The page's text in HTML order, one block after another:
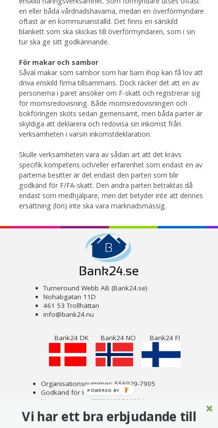
en eller båda vårdnadshavarna, medan en överförmyndare
oftast är en kommunanställd. Det finns en särskild
blankett som ska skickas till överförmyndaren, som i sin
tur ska ge sitt godkännande.
För makar och sambor
Såväl makar som sambor som har barn ihop kan få lov att
driva enskild firma tillsammans. Dock räcker det att en av
personerna i paret ansöker om F-skatt och registrerar sig
för momsredovisning. Både momsredovisningen och
bokföringen sköts sedan gemensamt, men båda parter är
skyldiga att deklarera och redovisa sin inkomst från
verksamheten i varsin inkomstdeklaration.
Skulle verksamheten vara av sådan art att det krävs
specifik kompetens och/eller erfarenhet som endast en av
parterna besitter är det endast den parten som blir
godkänd för F/FA-skatt. Den andra parten betraktas då
endast som medhjälpare, men det betyder inte att dennes
ersättning (lön) inte ska vara marknadsmässig.
Turneround Webb AB (Bank24.se)
Nohabgatan 11D
461 53 Trollhättan
info@bank24.nu
Bank24 DK Bank24 NO Bank24 FI
Organisationsnummer: 556929-7905
Godkänd för F-skatt
Momsnummer: SE556929790501
Om Bank24
Copyright © 2023 Turneround Webb AB
Vi har ett bra erbjudande till
POWERED BY